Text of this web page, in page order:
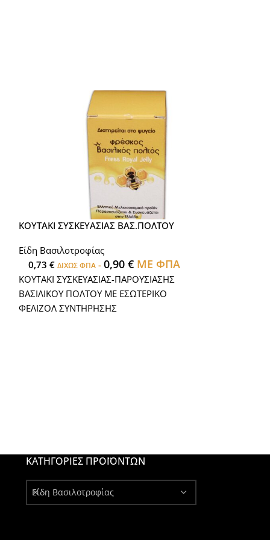
ΚΟΥΤΑΚΙ ΣΥΣΚΕΥΑΣΙΑΣ ΒΑΣ.ΠΟΛΤΟΥ
Είδη Βασιλοτροφίας
0,73€ ΔΙΧΩΣ ΦΠΑ -0,90€ ΜΕ ΦΠΑ
ΚΟΥΤΑΚΙ ΣΥΣΚΕΥΑΣΙΑΣ-ΠΑΡΟΥΣΙΑΣΗΣ
ΒΑΣΙΛΙΚΟΥ ΠΟΛΤΟΥ ΜΕ ΕΣΩΤΕΡΙΚΟ
ΦΕΛΙΖΟΛ ΣΥΝΤΗΡΗΣΗΣ
ΚΑΤΗΓΟΡΊΕΣ ΠΡΟΪΌΝΤΩΝ
Είδη Βασιλοτροφίας